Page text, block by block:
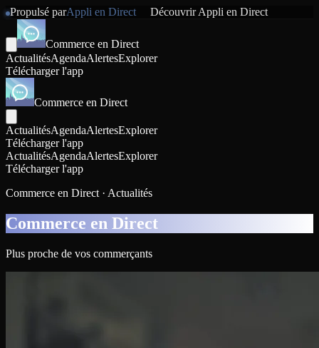
Propulsé parAppli en Direct DécouvrirAppli en Direct
Commerce en Direct
ActualitésAgendaAlertesExplorer
Télécharger l'app
Commerce en Direct
ActualitésAgendaAlertesExplorer
Télécharger l'app
ActualitésAgendaAlertesExplorer
Télécharger l'app
Commerce en Direct · Actualités
Commerce en Direct
Plus proche de vos commerçants